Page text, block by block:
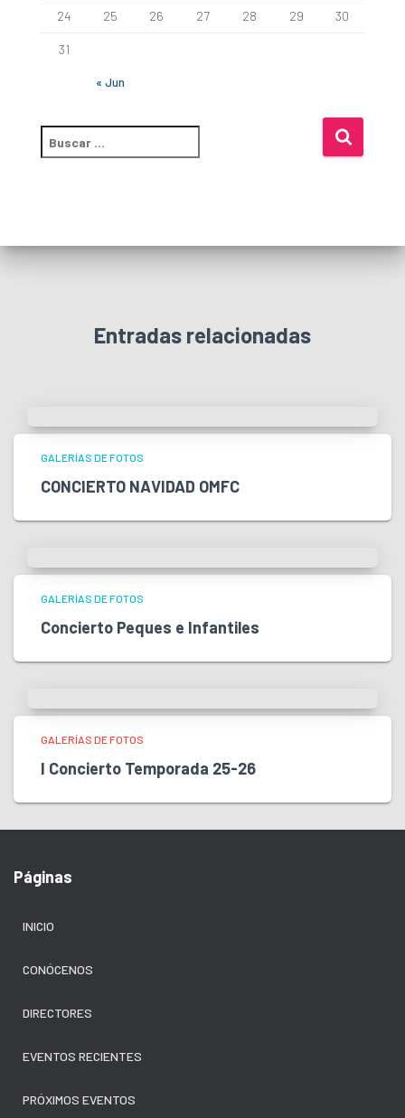
« Jun
24 25 26 27 28 29 30
31
u
:
Entradas relacionadas
GALERÍAS DE FOTOS
CONCIERTO NAVIDAD OMFC
GALERÍAS DE FOTOS
Concierto Peques e Infantiles
GALERÍAS DE FOTOS
I Concierto Temporada 25-26
Páginas
INICIO
CONÓCENOS
DIRECTORES
EVENTOS RECIENTES
PRÓXIMOS EVENTOS